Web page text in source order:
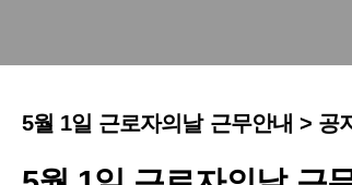
5월 1일 근로자의날 근무안내 > 공